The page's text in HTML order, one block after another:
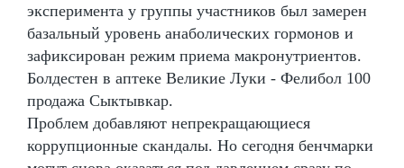
эксперимента у группы участников был замерен
базальный уровень анаболических гормонов и
зафиксирован режим приема макронутриентов.
Болдестен в аптеке Великие Луки - Фелибол 100
продажа Сыктывкар.
Проблем добавляют непрекращающиеся
коррупционные скандалы. Но сегодня бенчмарки